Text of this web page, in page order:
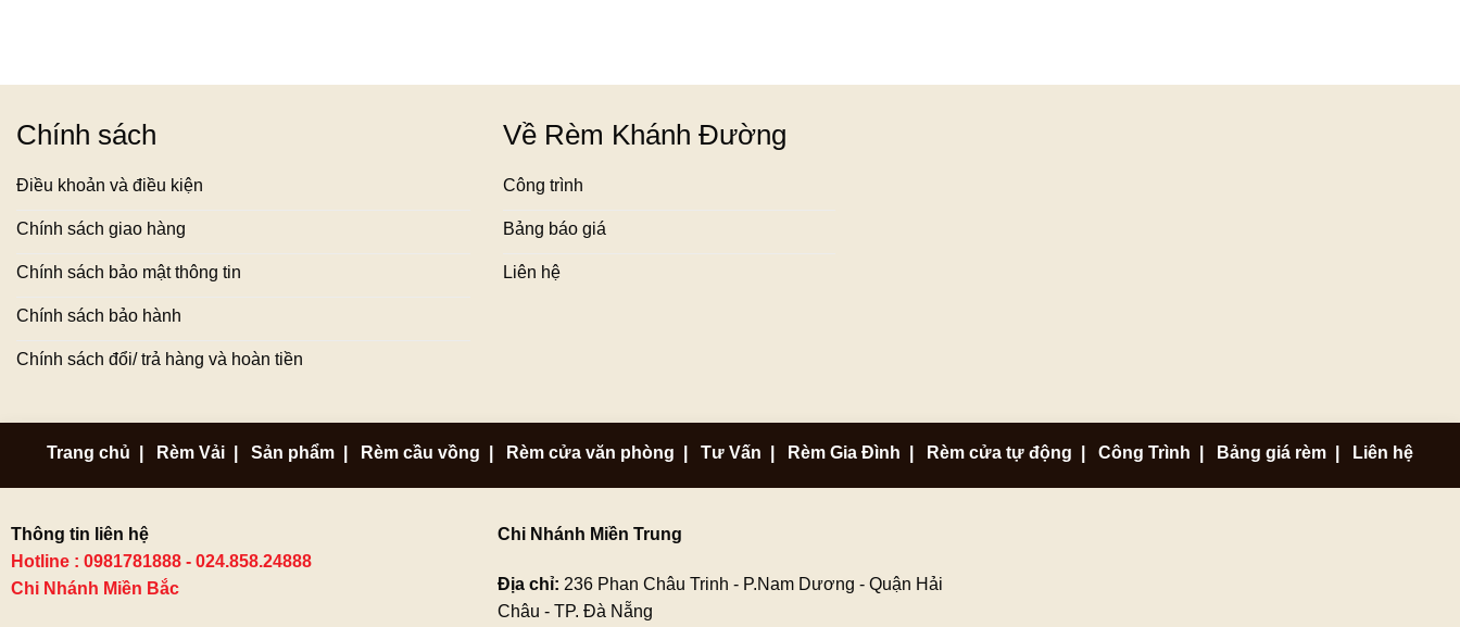
Chính sách
Điều khoản và điều kiện
Chính sách giao hàng
Chính sách bảo mật thông tin
Chính sách bảo hành
Chính sách đổi/ trả hàng và hoàn tiền
Về Rèm Khánh Đường
Công trình
Bảng báo giá
Liên hệ
Trang chủ Rèm Vải Sản phẩm Rèm cầu vồng Rèm cửa văn phòng Tư Vấn Rèm Gia Đình Rèm cửa tự động Công Trình Bảng giá rèm Liên hệ
Thông tin liên hệ
Hotline : 0981781888 - 024.858.24888
Chi Nhánh Miền Bắc
Chi Nhánh Miền Trung
Địa chỉ: 236 Phan Châu Trinh - P.Nam Dương - Quận Hải
Châu - TP. Đà Nẵng